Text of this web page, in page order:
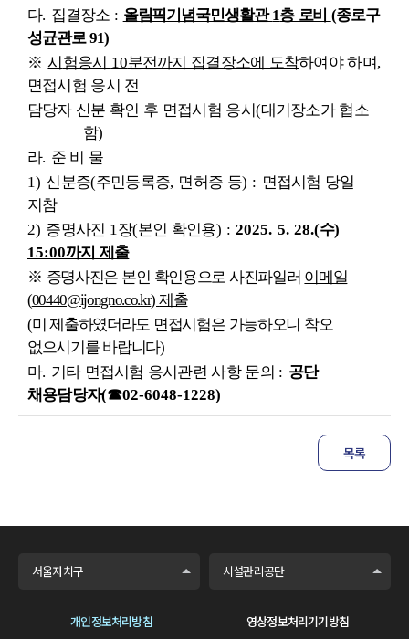
다. 집결장소 : 올림픽기념국민생활관1층 로비 (종로구
성균관로91)
※시 험응시 10분전까지 집결장소에 도착하여야 하며,
면접시험 응시 전
담당자 신분 확인 후 면접시험 응시(대기장소가 협소
함)
라. 준 비 물
1) 신분증(주민등록증, 면허증 등) : 면접시험 당일
지참
2) 증명사진 1장(본인 확인용) :2025. 5. 28.(수)
15:00까지 제출
※ 증명사진은 본인 확인용으로 사진파일러 이메일
(00440@ijongno.co.kr)제출
(미 제출하였더라도 면접시험은 가능하오니 착오
없으시기를 바랍니다)
마. 기타 면접시험 응시관련 사항 문의 : 공단
채용담당자(☎02-6048-1228)
목록
서울자치구 시설관리공단
개인정보처리방침 영상정보처리기기방침